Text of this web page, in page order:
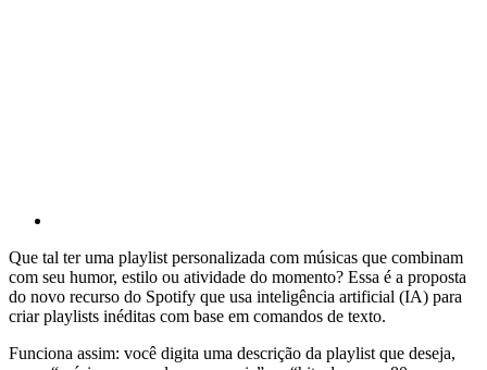
Que tal ter uma playlist personalizada com músicas que combinam
com seu humor, estilo ou atividade do momento? Essa é a proposta
do novo recurso do Spotify que usa inteligência artificial (IA) para
criar playlists inéditas com base em comandos de texto.
Funciona assim: você digita uma descrição da playlist que deseja,